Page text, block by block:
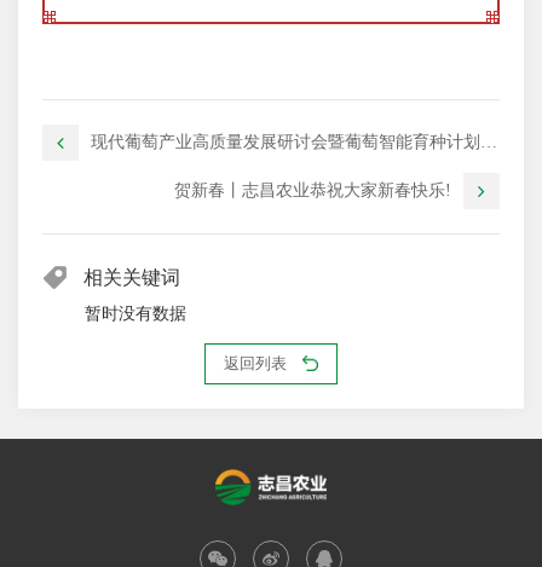
现代葡萄产业高质量发展研讨会暨葡萄智能育种计划启
贺新春丨志昌农业恭祝大家新春快乐!
相关关键词
暂时没有数据
返回列表